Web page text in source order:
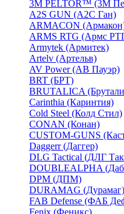
3М PELTOR™ (3М
A2S GUN (А2С Ган)
ARMACON
ARMS RTG (Армс
Armytek (Армитек)
Artelv (Артельв)
AV Power (АВ Пауэр)
BRT (БРТ)
BRUTALICA
Carinthia (Каринтия)
Cold Steel (Колд Стил)
CONAN (Конан)
CUSTOM-GUNS
Daggerr (Даггер)
DLG Tactical (ДЛГ
DOUBLEALPHA
DPM (ДПМ)
DURAMAG (Дурамаг)
FAB Defense (ФАБ
Fenix (Феникс)